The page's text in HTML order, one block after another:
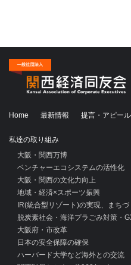
Home 最新情報 提言・アピール
私達の取り組み
大阪・関西万博
ベンチャーエコシステムの活性化
大阪・関西の文化力向上
地域・経済×スポーツ振興
IR(統合型リゾート)の実現、まちづ
脱炭素社会・海洋プラごみ対策・
大阪府・市改革
日本の安全保障の確保
ハーバード大学など海外との交流